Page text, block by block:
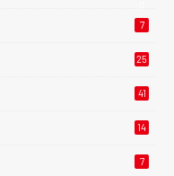
7
25
41
14
7